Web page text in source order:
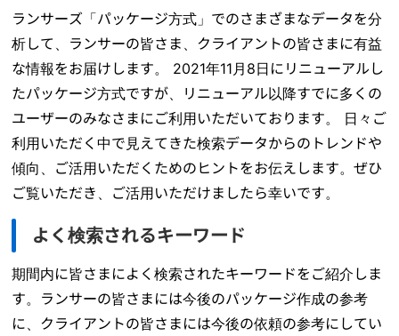
ランサーズ「パッケージ方式」でのさまざまなデータを分
析して、ランサーの皆さま、クライアントの皆さまに有益
な情報をお届けします。 2021年11月8日にリニューアルし
たパッケージ方式ですが、リニューアル以降すでに多くの
ユーザーのみなさまにご利用いただいております。 日々ご
利用いただく中で見えてきた検索データからのトレンドや
傾向、ご活用いただくためのヒントをお伝えします。ぜひ
ご覧いただき、ご活用いただけましたら幸いです。
よく検索されるキーワード
期間内に皆さまによく検索されたキーワードをご紹介しま
す。ランサーの皆さまには今後のパッケージ作成の参考
に、クライアントの皆さまには今後の依頼の参考にしてい